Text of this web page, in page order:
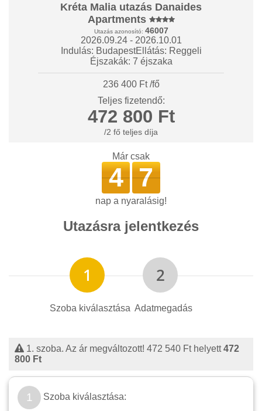
Már csak
4 7
nap a nyaralásig!
Utazásra jelentkezés
Szoba kiválasztása Adatmegadás
1. szoba. Az ár megváltozott! 472 540 Fthelyett472
800 Ft
1 Szoba kiválasztása:
Kréta Malia utazás Danaides
Apartments
Utazás azonosító: 46007
2026.09.24 - 2026.10.01
Indulás: BudapestEllátás: Reggeli
Éjszakák: 7 éjszaka
236 400 Ft /fő
Teljes fizetendő:
472 800 Ft
/2 fő teljes díja